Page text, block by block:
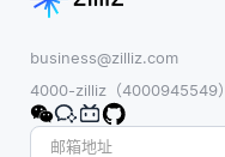
business@zilliz.com
4000-zilliz（4000945549）